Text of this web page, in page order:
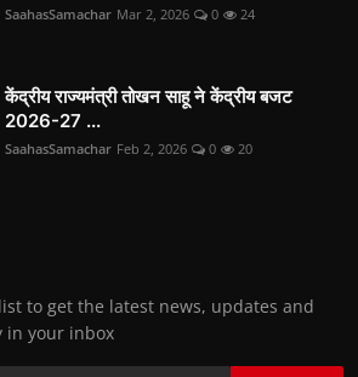
SaahasSamachar Mar 2, 2026 0 24
केंद्रीय राज्यमंत्री तोखन साहू ने केंद्रीय बजट
2026-27 ...
SaahasSamachar Feb 2, 2026 0 20
to get the latest news, updates and
in your inbox